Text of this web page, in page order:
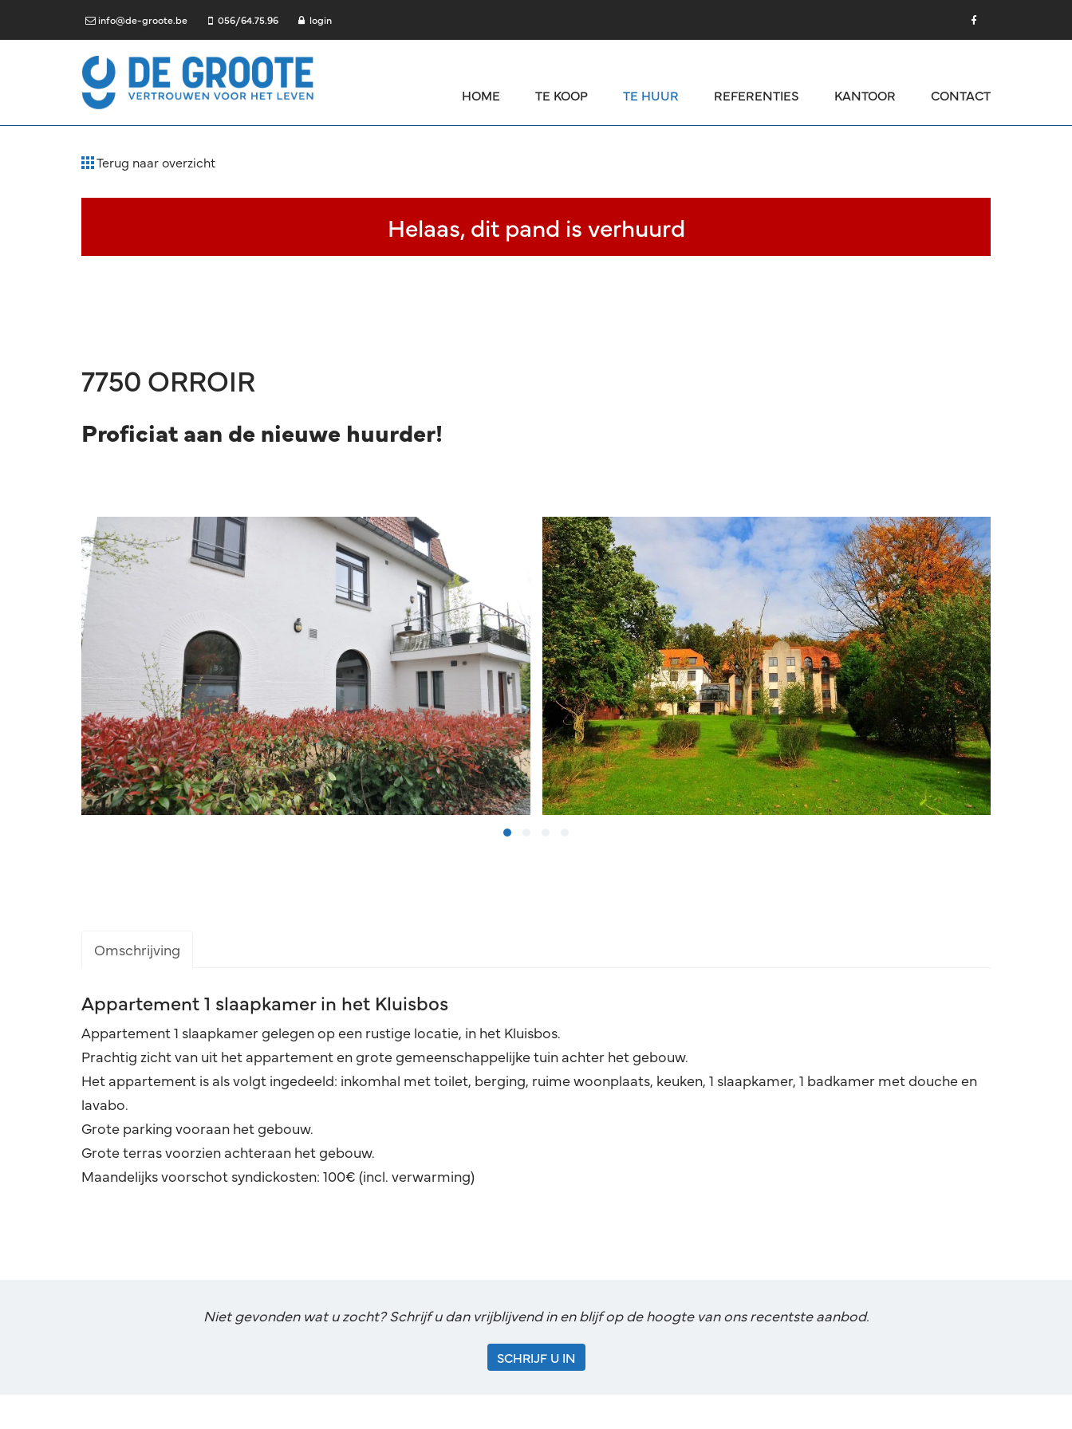
info@de-groote.be 056/64.75.96 login
HOME TE KOOP TE HUUR REFERENTIES KANTOOR CONTACT
Terug naar overzicht
Helaas, dit pand is verhuurd
7750 ORROIR
Proficiat aan de nieuwe huurder!
Omschrijving
Omschrijving
Appartement 1 slaapkamer in het Kluisbos
Appartement 1 slaapkamer gelegen op een rustige locatie, in het Kluisbos.
Prachtig zicht van uit het appartement en grote gemeenschappelijke tuin achter het gebouw.
Het appartement is als volgt ingedeeld: inkomhal met toilet, berging, ruime woonplaats, keuken, 1 slaapkamer, 1 badkamer met douche en
lavabo.
Grote parking vooraan het gebouw.
Grote terras voorzien achteraan het gebouw.
Maandelijks voorschot syndickosten: 100€ (incl. verwarming)
Niet gevonden wat u zocht? Schrijf u dan vrijblijvend in en blijf op de hoogte van ons recentste aanbod.
SCHRIJF U IN